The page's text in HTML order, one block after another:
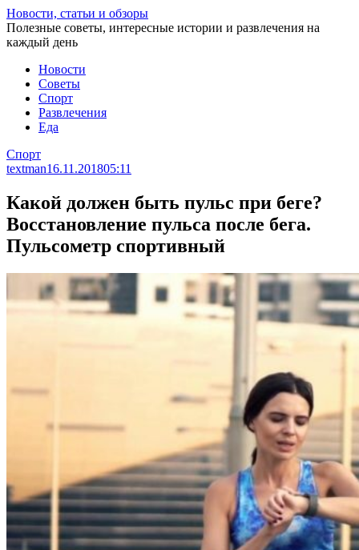
Перейти
к
статье
Новости, статьи и обзоры
Полезные советы, интересные истории и развлечения на
каждый день
Новости
Советы
Спорт
Развлечения
Еда
Спорт
textman16.11.201805:11
Какой должен быть пульс при беге?
Восстановление пульса после бега.
Пульсометр спортивный